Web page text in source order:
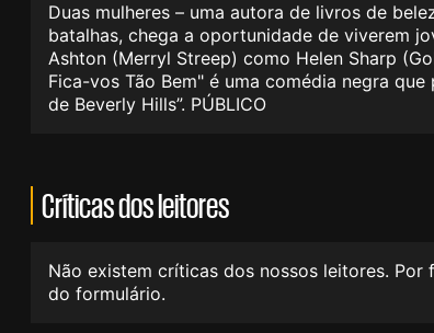
Duas mulheres – uma autora de livros de
batalhas, chega a oportunidade de viverem
Ashton (Merryl Streep) como Helen Sharp
Fica-vos Tão Bem" é uma comédia negra
de Beverly Hills”. PÚBLICO
Críticas dos leitores
Não existem críticas dos nossos leitores. Por
do formulário.